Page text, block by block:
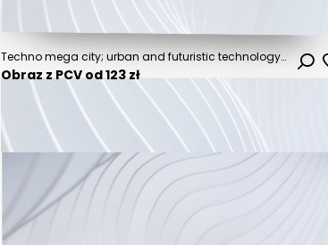
Techno mega city; urban and futuristic technology concepts, original 3d rendering
Obraz z PCV od 123 zł